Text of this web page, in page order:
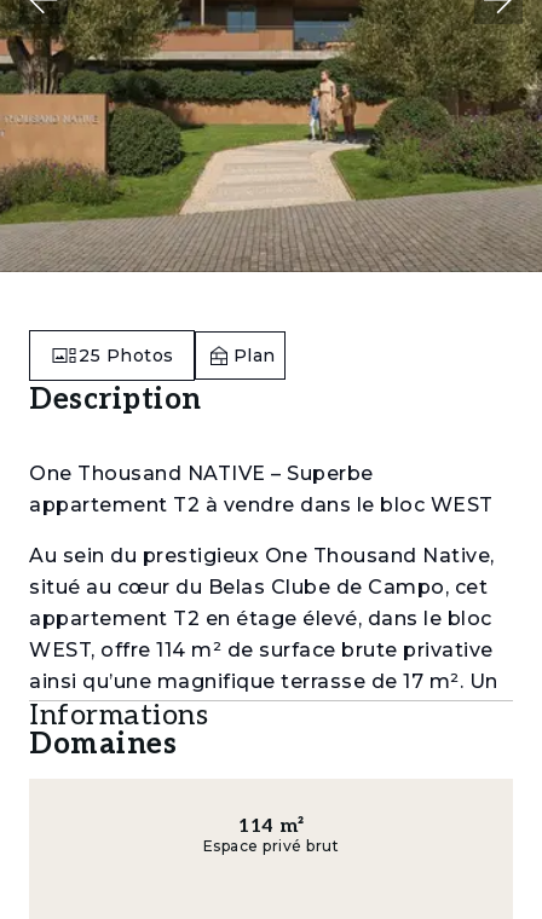
25 Photos Plan
Description
One Thousand NATIVE – Superbe
appartement T2 à vendre dans le bloc WEST
Au sein du prestigieux One Thousand Native,
situé au cœur du Belas Clube de Campo, cet
appartement T2 en étage élevé, dans le bloc
WEST, offre 114 m² de surface brute privative
ainsi qu’une magnifique terrasse de 17 m². Un
espace conçu pour ceux qui recherchent
élégance, confort et un style de vie
véritablement exclusif.
Avec deux places de parking et un espace de
rangement, cet appartement allie praticité et
Informations
Domaines
114 m²
Espace privé brut